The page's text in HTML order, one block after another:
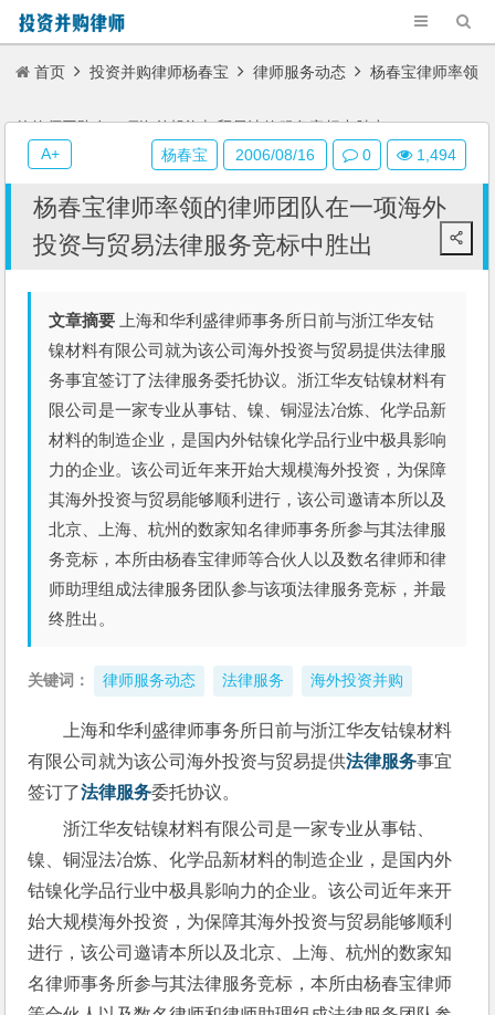
首页 投资并购律师杨春宝 律师服务动态 杨春宝律师率领
的律师团队在一项海外投资与贸易法律服务竞标中胜出
杨春宝律师率领的律师团队在一项海外
投资与贸易法律服务竞标中胜出
文章摘要 上海和华利盛律师事务所日前与浙江华友钴
镍材料有限公司就为该公司海外投资与贸易提供法律服
务事宜签订了法律服务委托协议。浙江华友钴镍材料有
限公司是一家专业从事钴、镍、铜湿法冶炼、化学品新
材料的制造企业，是国内外钴镍化学品行业中极具影响
力的企业。该公司近年来开始大规模海外投资，为保障
其海外投资与贸易能够顺利进行，该公司邀请本所以及
北京、上海、杭州的数家知名律师事务所参与其法律服
务竞标，本所由杨春宝律师等合伙人以及数名律师和律
师助理组成法律服务团队参与该项法律服务竞标，并最
终胜出。
关键词： 律师服务动态 法律服务 海外投资并购
上海和华利盛律师事务所日前与浙江华友钴镍材料
有限公司就为该公司海外投资与贸易提供法律服务事宜
签订了法律服务委托协议。
浙江华友钴镍材料有限公司是一家专业从事钴、
镍、铜湿法冶炼、化学品新材料的制造企业，是国内外
钴镍化学品行业中极具影响力的企业。该公司近年来开
始大规模海外投资，为保障其海外投资与贸易能够顺利
进行，该公司邀请本所以及北京、上海、杭州的数家知
名律师事务所参与其法律服务竞标，本所由杨春宝律师
杨春宝 2006/08/16 0 1,494
A+